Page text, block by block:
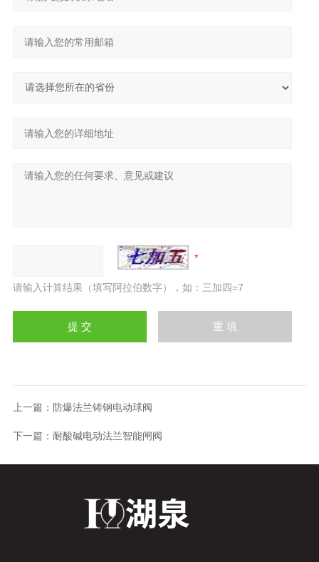
请输入计算结果（填写阿拉伯数字），如：三加四=7
上一篇： 防爆法兰铸钢电动球阀
下一篇： 耐酸碱电动法兰智能闸阀